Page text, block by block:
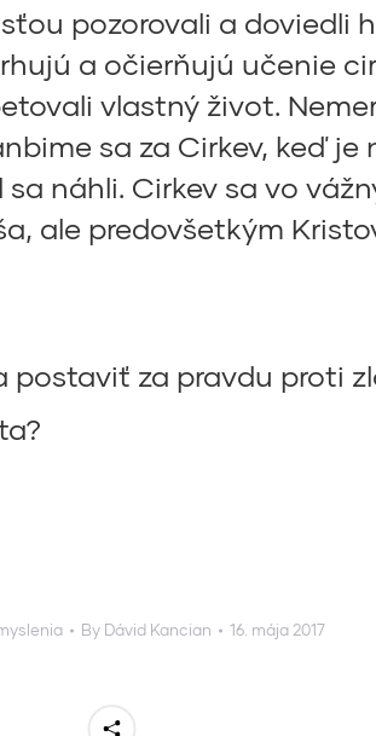
pozorovali a doviedli
a očierňujú učenie
vlastný život.
sa za Cirkev, keď je
náhli. Cirkev sa vo
ale predovšetkým
postaviť za pravdu proti
By Dávid Kancian 16. mája 2017